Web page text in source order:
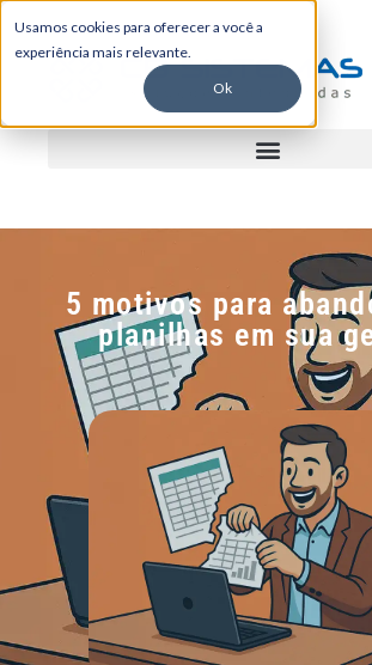
Usamos cookies para oferecer a você a
experiência mais relevante.
Ok
5 motivos para
planilhas em sua